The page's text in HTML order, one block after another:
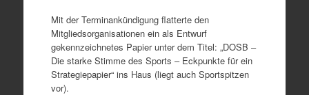
Mit der Terminankündigung flatterte den
Mitgliedsorganisationen ein als Entwurf
gekennzeichnetes Papier unter dem Titel: „DOSB –
Die starke Stimme des Sports – Eckpunkte für ein
Strategiepapier“ ins Haus (liegt auch Sportspitzen
vor).